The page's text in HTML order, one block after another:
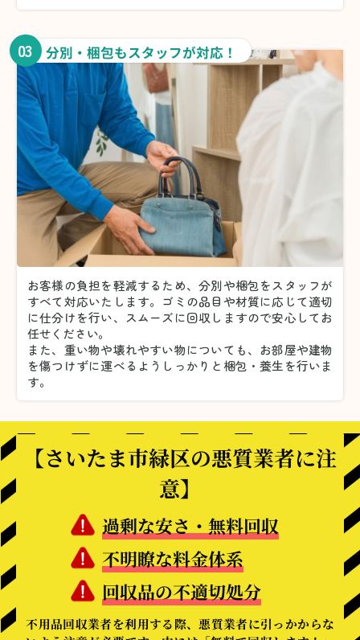
03 分別・梱包もスタッフが対応！
お客様の負担を軽減するため、分別や梱包をスタッフが
すべて対応いたします。 ゴミの品目や材質に応じて適切
に仕分けを行い、スムーズに回収しますので安心してお
任せください。
また、重い物や壊れやすい物についても、お部屋や建物
を傷つけずに運べるようしっかりと梱包・養生を行いま
す。
【さいたま市緑区の悪質業者に注
意】
過剰な安さ・無料回収
不明瞭な料金体系
回収品の不適切処分
不用品回収業者を利用する際、悪質業者に引っかからな